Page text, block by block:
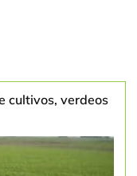
cultivos, verdeos